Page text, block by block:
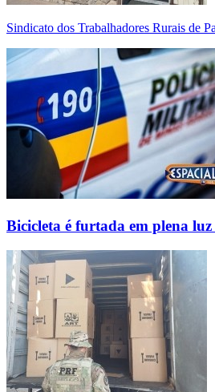
Sindicato dos Trabalhadores Rurais de
Bicicleta é furtada em plena